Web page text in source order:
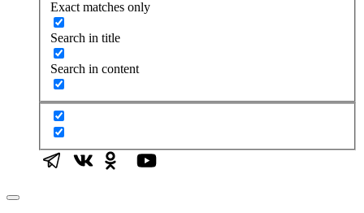
Exact matches only
Search in title
Search in content